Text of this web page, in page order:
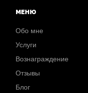
МЕНЮ
Обо мне
Услуги
Вознаграждение
Отзывы
Блог